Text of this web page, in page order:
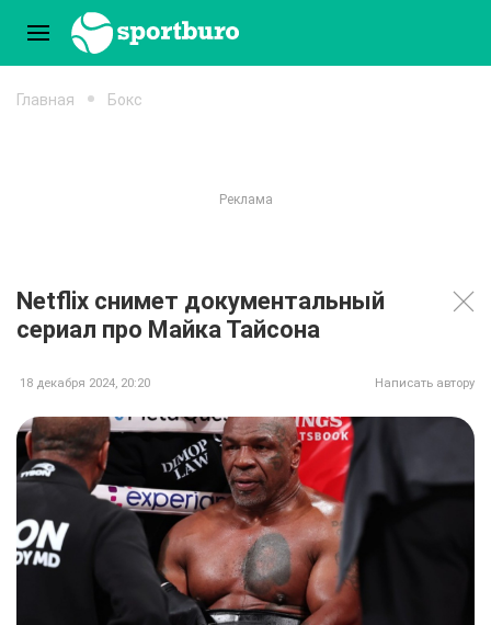
Главная Бокс
Netflix снимет документальный
сериал про Майка Тайсона
18 декабря 2024, 20:20 Написать автору